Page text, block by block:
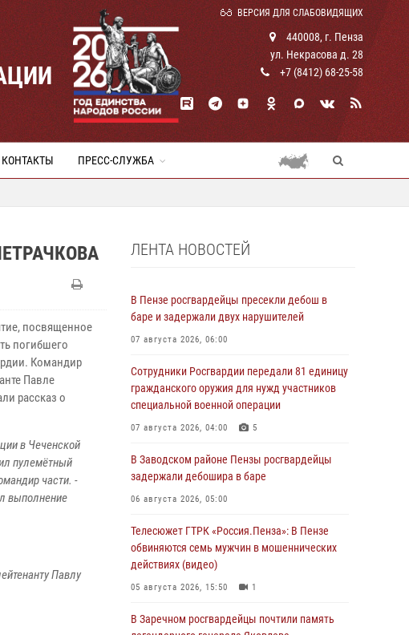
ВЕРСИЯ ДЛЯ СЛАБОВИДЯЩИХ
440008, г. Пенза
ул. Некрасова д. 28
+7 (8412) 68-25-58
КОНТАКТЫ ПРЕСС-СЛУЖБА
посвященное
погибшего
Командир
Павле
рассказ о
в Чеченской
пулемётный
части. -
выполнение
Павлу
ЛЕНТА НОВОСТЕЙ
В Пензе росгвардейцы пресекли дебош в
баре и задержали двух нарушителей
07 августа 2026, 06:00
Сотрудники Росгвардии передали 81 единицу
гражданского оружия для нужд участников
специальной военной операции
07 августа 2026, 04:00 5
В Заводском районе Пензы росгвардейцы
задержали дебошира в баре
06 августа 2026, 05:00
Телесюжет ГТРК «Россия.Пенза»: В Пензе
обвиняются семь мужчин в мошеннических
действиях (видео)
05 августа 2026, 15:50 1
В Заречном росгвардейцы почтили память